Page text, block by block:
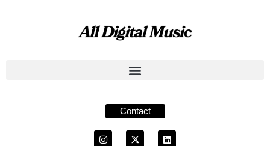
Contact